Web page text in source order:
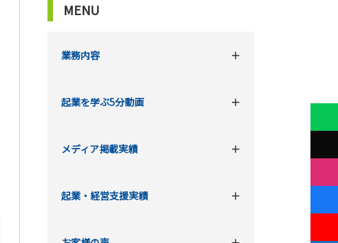
MENU
業務内容
起業を学ぶ5分動画
メディア掲載実績
起業・経営支援実績